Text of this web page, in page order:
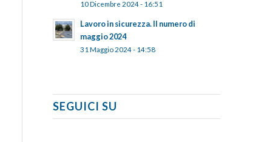
10 Dicembre 2024 - 16:51
Lavoro in sicurezza. Il numero di
maggio 2024
31 Maggio 2024 - 14:58
SEGUICI SU